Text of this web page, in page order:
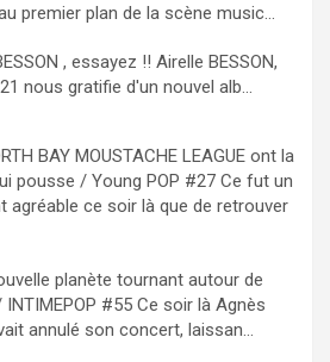
premier plan de la scène music...
, essayez !! Airelle BESSON,
nous gratifie d'un nouvel alb...
BAY MOUSTACHE LEAGUE ont la
pousse / Young POP #27 Ce fut un
agréable ce soir là que de retrouver
planète tournant autour de
#55 Ce soir là Agnès
annulé son concert, laissan...